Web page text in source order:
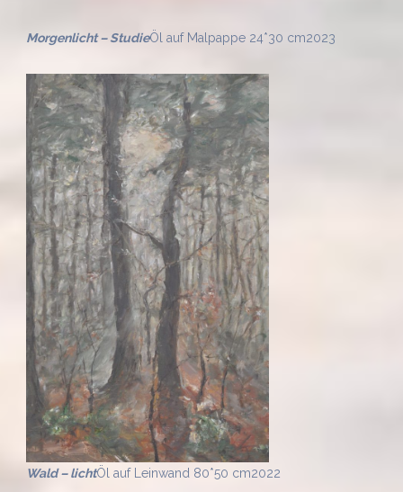
Morgenlicht – StudieÖl auf Malpappe 24*30 cm2023
Wald – lichtÖl auf Leinwand 80*50 cm2022